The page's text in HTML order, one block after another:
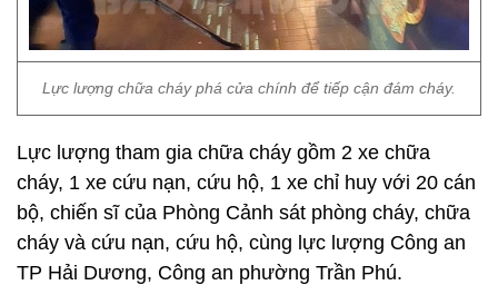
Lực lượng chữa cháy phá cửa chính để tiếp cận đám cháy.
Lực lượng tham gia chữa cháy gồm 2 xe chữa
cháy, 1 xe cứu nạn, cứu hộ, 1 xe chỉ huy với 20 cán
bộ, chiến sĩ của Phòng Cảnh sát phòng cháy, chữa
cháy và cứu nạn, cứu hộ, cùng lực lượng Công an
TP Hải Dương, Công an phường Trần Phú.